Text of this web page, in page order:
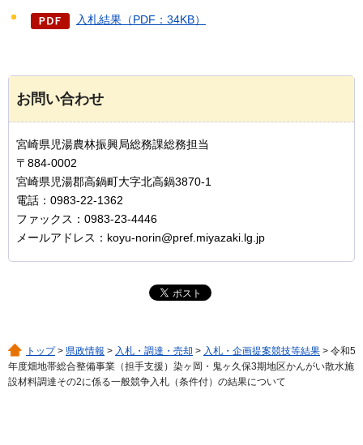
入札結果（PDF：34KB）
お問い合わせ
宮崎県児湯農林振興局総務課総務担当
〒884-0002
宮崎県児湯郡高鍋町大字北高鍋3870-1
電話：0983-22-1362
ファックス：0983-23-4446
メールアドレス：koyu-norin@pref.miyazaki.lg.jp
トップ> 県政情報 > 入札・調達・売却 > 入札・企画提案競技等結果 > 令和5
年度畑地帯総合整備事業（担手支援）染ヶ岡・鬼ヶ久保3期地区かんがい散水施
設材料調達その2に係る一般競争入札（条件付）の結果について